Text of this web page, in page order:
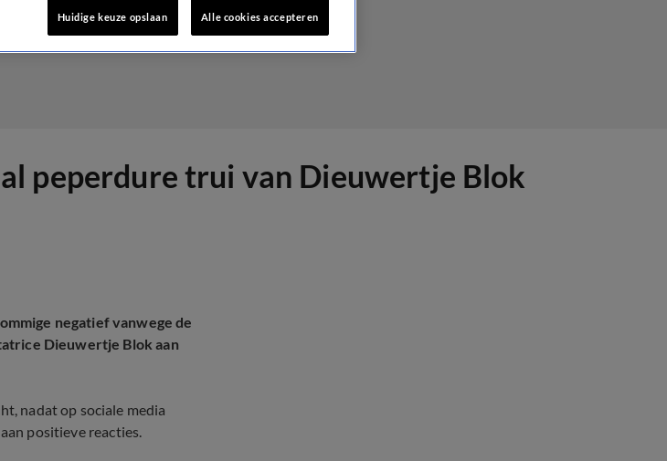
peperdure trui van Dieuwertje Blok
negatief vanwege de
Dieuwertje Blok aan
nadat op sociale media
positieve reacties.
Huidige keuze opslaan Alle cookies accepteren